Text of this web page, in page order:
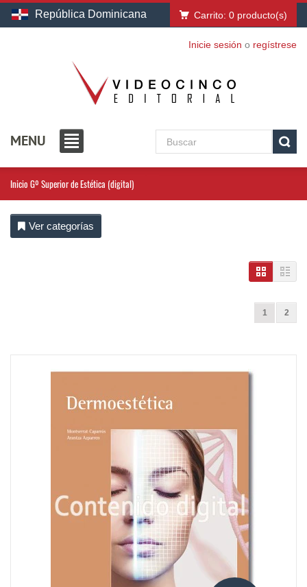
República Dominicana Carrito: 0 producto(s)
Inicie sesión o regístrese
MENU
Inicio Gº Superior de Estética (digital)
Ver categorías
1 2